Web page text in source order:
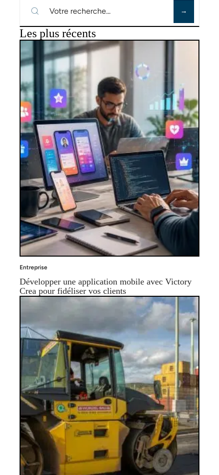
Les plus récents
Entreprise
Développer une application mobile avec Victory
Crea pour fidéliser vos clients